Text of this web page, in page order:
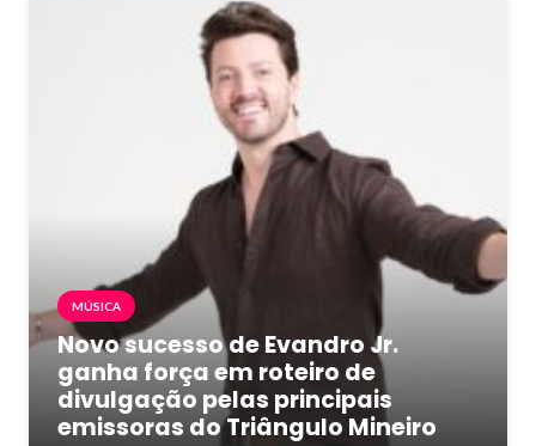
MÚSICA
Novo sucesso de Evandro Jr.
ganha força em roteiro de
divulgação pelas principais
emissoras do Triângulo Mineiro